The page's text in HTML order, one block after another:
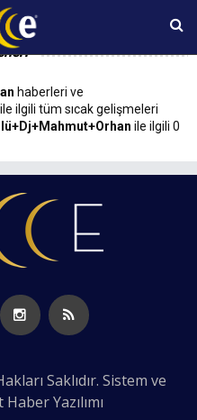
09:55
haberleri ve
ilgili tüm sıcak gelişmeleri
ile ilgili 0
Saklıdır. Sistem ve
Haber Yazılımı